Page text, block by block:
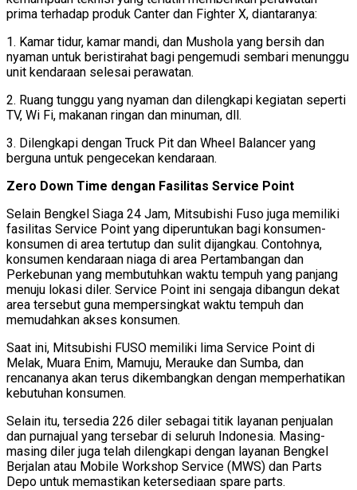
prima terhadap produk Canter dan Fighter X, diantaranya:
1. Kamar tidur, kamar mandi, dan Mushola yang bersih dan
nyaman untuk beristirahat bagi pengemudi sembari menunggu
unit kendaraan selesai perawatan.
2. Ruang tunggu yang nyaman dan dilengkapi kegiatan seperti
TV, Wi Fi, makanan ringan dan minuman, dll.
3. Dilengkapi dengan Truck Pit dan Wheel Balancer yang
berguna untuk pengecekan kendaraan.
Zero Down Time dengan Fasilitas Service Point
Selain Bengkel Siaga 24 Jam, Mitsubishi Fuso juga memiliki
fasilitas Service Point yang diperuntukan bagi konsumen-
konsumen di area tertutup dan sulit dijangkau. Contohnya,
konsumen kendaraan niaga di area Pertambangan dan
Perkebunan yang membutuhkan waktu tempuh yang panjang
menuju lokasi diler. Service Point ini sengaja dibangun dekat
area tersebut guna mempersingkat waktu tempuh dan
memudahkan akses konsumen.
Saat ini, Mitsubishi FUSO memiliki lima Service Point di
Melak, Muara Enim, Mamuju, Merauke dan Sumba, dan
rencananya akan terus dikembangkan dengan memperhatikan
kebutuhan konsumen.
Selain itu, tersedia 226 diler sebagai titik layanan penjualan
dan purnajual yang tersebar di seluruh Indonesia. Masing-
masing diler juga telah dilengkapi dengan layanan Bengkel
Berjalan atau Mobile Workshop Service (MWS) dan Parts
Depo untuk memastikan ketersediaan spare parts.